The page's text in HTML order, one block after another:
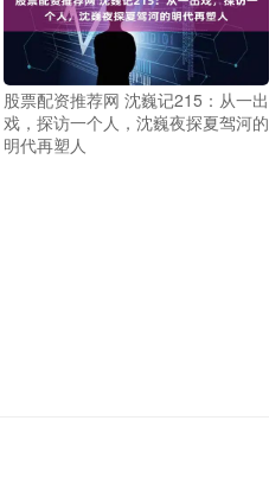
股票配资推荐网 沈巍记215：从一出
戏，探访一个人，沈巍夜探夏驾河的
明代再塑人